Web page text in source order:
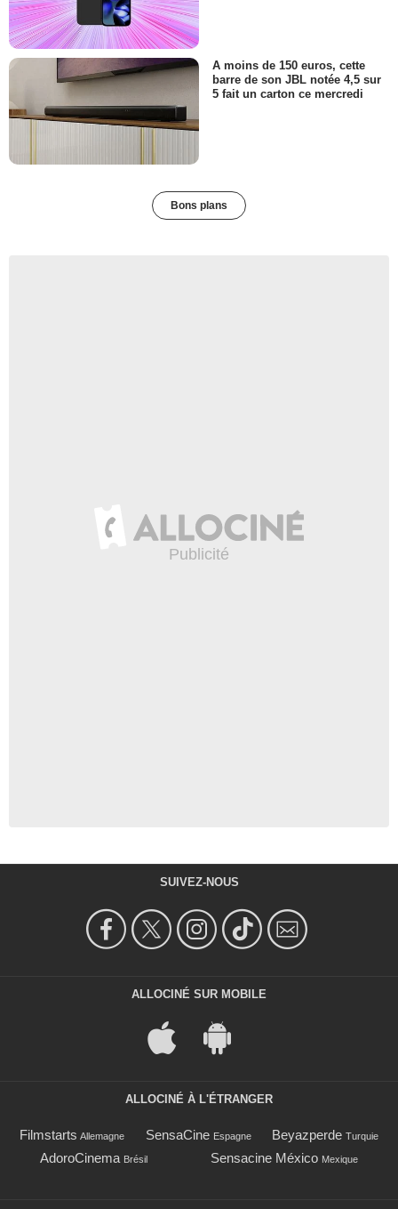
A moins de 150 euros, cette
barre de son JBL notée 4,5 sur
5 fait un carton ce mercredi
Bons plans
SUIVEZ-NOUS
ALLOCINÉ SUR MOBILE
ALLOCINÉ À L'ÉTRANGER
Filmstarts Allemagne SensaCine Espagne Beyazperde Turquie
AdoroCinema Brésil Sensacine México Mexique